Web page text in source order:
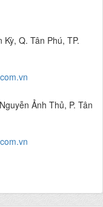
Q. Tân Phú, TP.
Ảnh Thủ, P. Tân